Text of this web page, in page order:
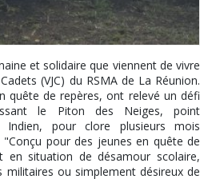
et solidaire que viennent de vivre
(VJC) du RSMA de La Réunion.
quête de repères, ont relevé un défi
le Piton des Neiges, point
Indien, pour clore plusieurs mois
"Conçu pour des jeunes en quête de
en situation de désamour scolaire,
militaires ou simplement désireux de